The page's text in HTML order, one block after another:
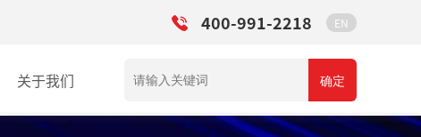
400-991-2218 EN
关于我们 确定